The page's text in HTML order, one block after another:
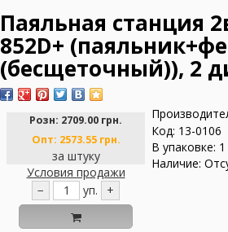
Паяльная станция
852D+
(бесщеточный)), 2
Розн: 2709.00 грн.
Опт: 2573.55 грн.
за штуку
Условия продажи
−
уп. +
Код: 13-0106
В упаковке: 1
Наличие: